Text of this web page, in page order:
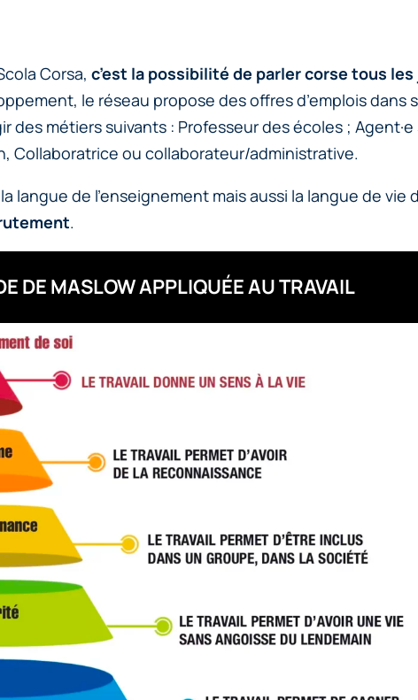
Corsa,c’est la possibilité de parler corse tous
le réseau propose des offres d’emplois
des métiers suivants : Professeur des écoles ;
Collaboratrice ou collaborateur/administrative.
langue de l’enseignement mais aussi la langue de vie
.
DE MASLOW APPLIQUÉE AU TRAVAIL